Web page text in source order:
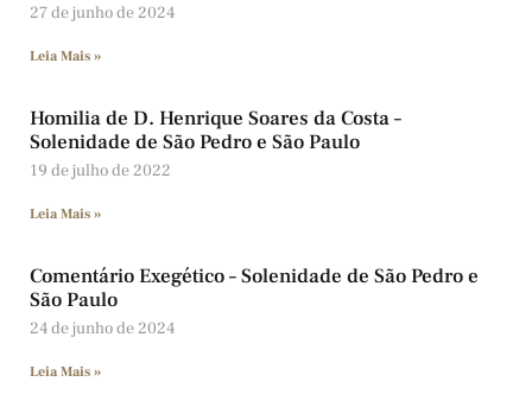
27 de junho de 2024
Leia Mais »
Homilia de D. Henrique Soares da Costa –
Solenidade de São Pedro e São Paulo
19 de julho de 2022
Leia Mais »
Comentário Exegético – Solenidade de São Pedro e
São Paulo
24 de junho de 2024
Leia Mais »